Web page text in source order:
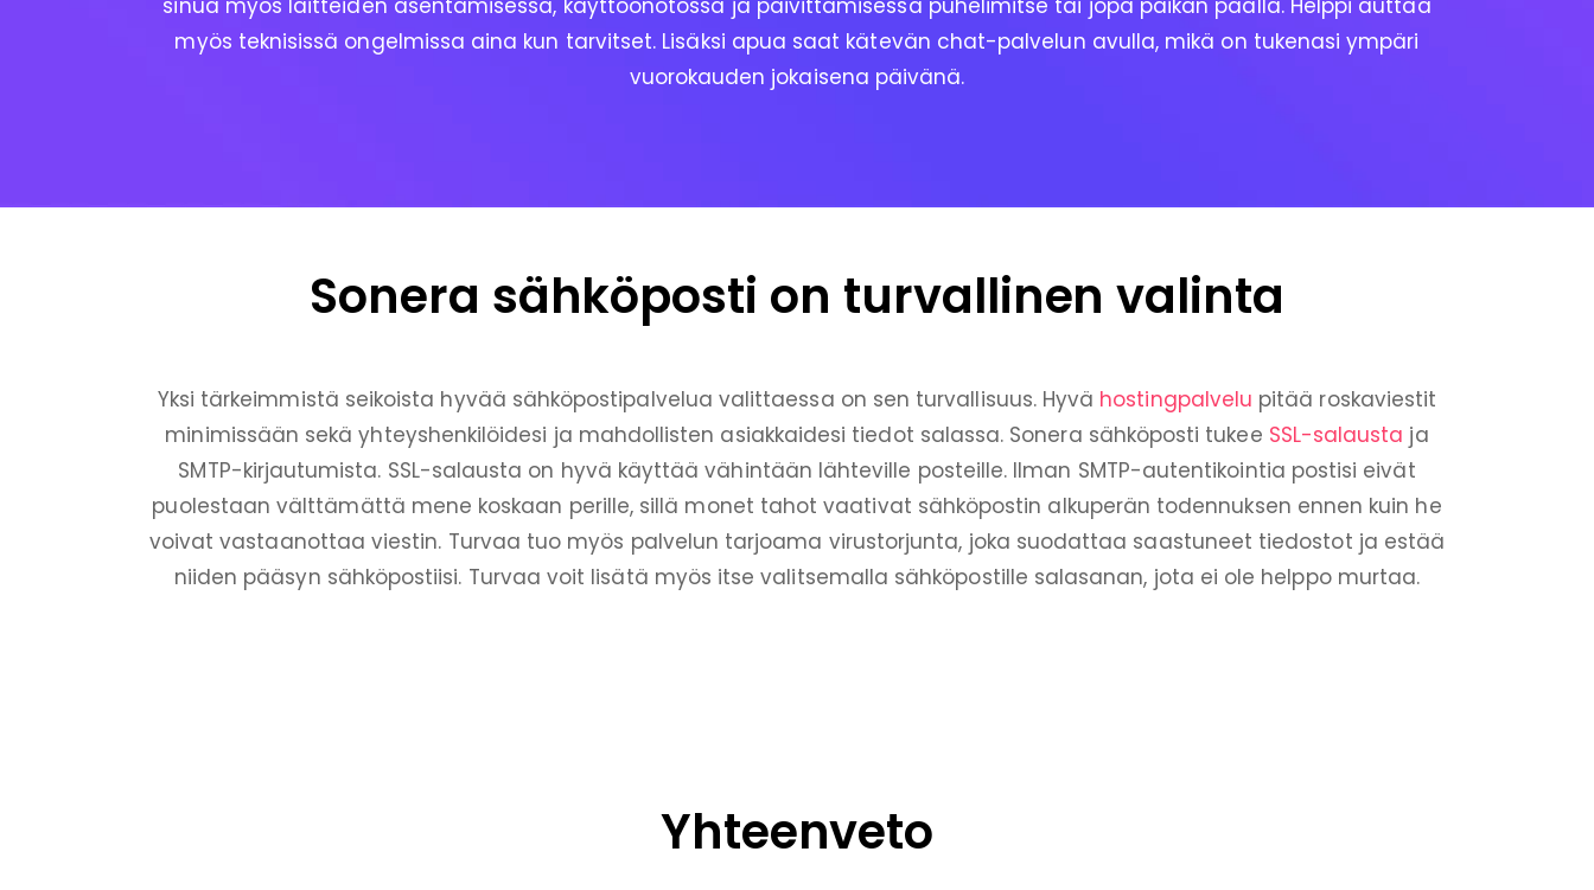
myös teknisissä ongelmissa aina kun tarvitset. Lisäksi apua saat kätevän chat-palvelun avulla, mikä on tukenasi ympäri
vuorokauden jokaisena päivänä.
Sonera sähköposti on turvallinen valinta
Yksi tärkeimmistä seikoista hyvää sähköpostipalvelua valittaessa on sen turvallisuus. Hyvä hostingpalvelu pitää roskaviestit
minimissään sekä yhteyshenkilöidesi ja mahdollisten asiakkaidesi tiedot salassa. Sonera sähköposti tukee SSL-salausta ja
SMTP-kirjautumista. SSL-salausta on hyvä käyttää vähintään lähteville posteille. Ilman SMTP-autentikointia postisi eivät
puolestaan välttämättä mene koskaan perille, sillä monet tahot vaativat sähköpostin alkuperän todennuksen ennen kuin he
voivat vastaanottaa viestin. Turvaa tuo myös palvelun tarjoama virustorjunta, joka suodattaa saastuneet tiedostot ja estää
niiden pääsyn sähköpostiisi. Turvaa voit lisätä myös itse valitsemalla sähköpostille salasanan, jota ei ole helppo murtaa.
Yhteenveto